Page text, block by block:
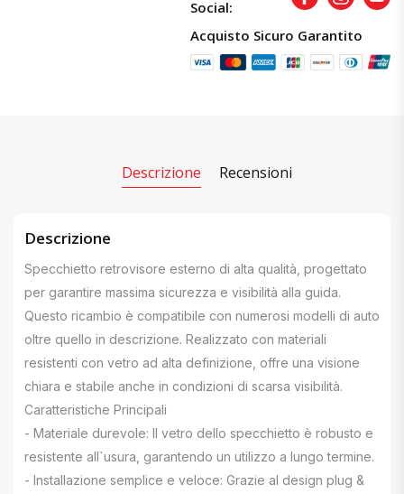
Social:
Acquisto Sicuro Garantito
Descrizione Recensioni
Descrizione
Specchietto retrovisore esterno di alta qualità, progettato
per garantire massima sicurezza e visibilità alla guida.
Questo ricambio è compatibile con numerosi modelli di auto
oltre quello in descrizione. Realizzato con materiali
resistenti con vetro ad alta definizione, offre una visione
chiara e stabile anche in condizioni di scarsa visibilità.
Caratteristiche Principali
- Materiale durevole: Il vetro dello specchietto è robusto e
resistente all`usura, garantendo un utilizzo a lungo termine.
- Installazione semplice e veloce: Grazie al design plug &